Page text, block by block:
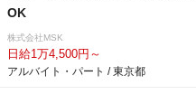
OK
株式会社MSK
日給1万4,500円～
アルバイト・パート / 東京都